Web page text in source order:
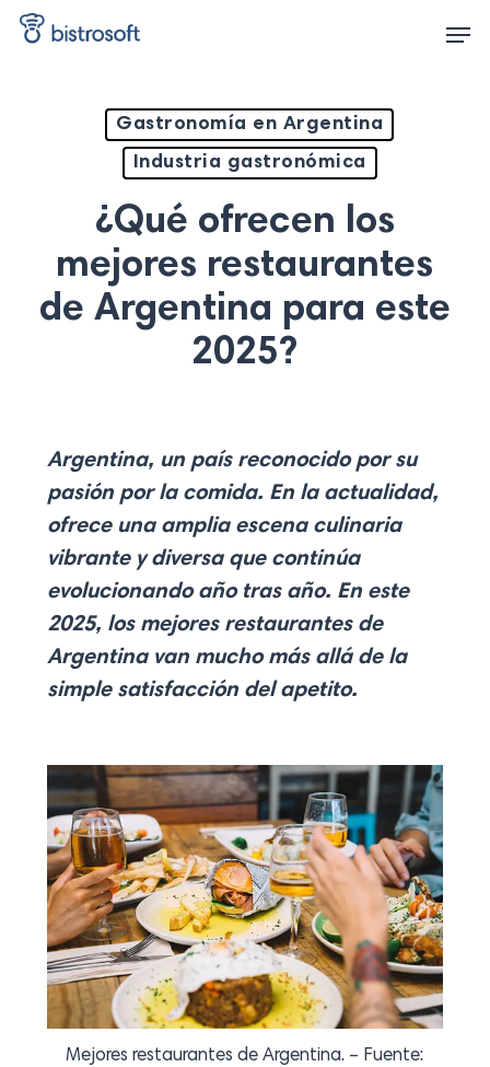
Skip
Gastronomía en Argentina
Industria gastronómica
¿Qué ofrecen los
mejores restaurantes
de Argentina para este
2025?
Argentina, un país reconocido por su
pasión por la comida. En la actualidad,
ofrece una amplia escena culinaria
vibrante y diversa que continúa
evolucionando año tras año. En este
2025, los mejores restaurantes de
Argentinavan mucho más allá de la
simple satisfacción del apetito.
Mejores restaurantes de Argentina. – Fuente: